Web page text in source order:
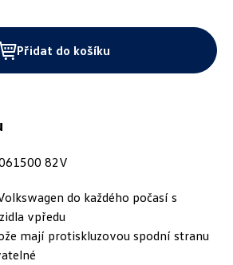
82V
do každého počasí s
vpředu
mají protiskluzovou spodní stranu
Přidat do košíku